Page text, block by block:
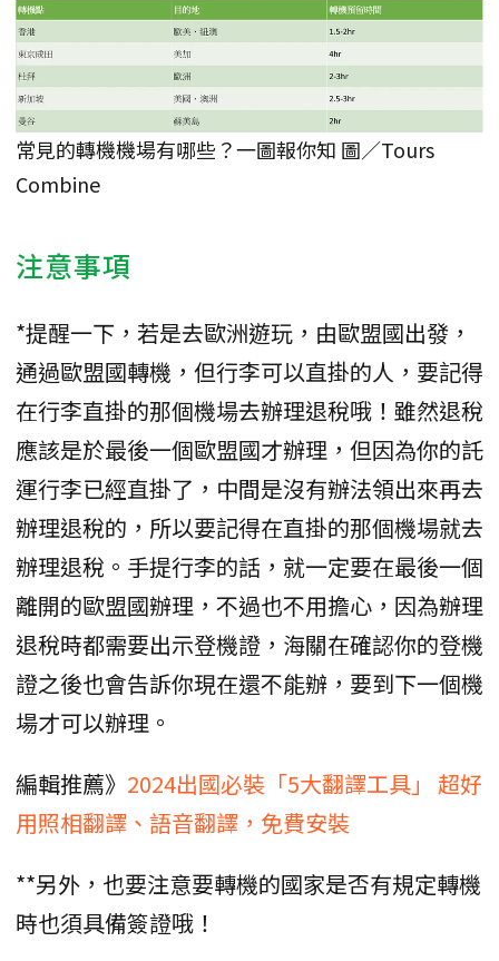
常見的轉機機場有哪些？一圖報你知 圖／Tours
Combine
注意事項
*提醒一下，若是去歐洲遊玩，由歐盟國出發，
通過歐盟國轉機，但行李可以直掛的人，要記得
在行李直掛的那個機場去辦理退稅哦！雖然退稅
應該是於最後一個歐盟國才辦理，但因為你的託
運行李已經直掛了，中間是沒有辦法領出來再去
辦理退稅的，所以要記得在直掛的那個機場就去
辦理退稅。手提行李的話，就一定要在最後一個
離開的歐盟國辦理，不過也不用擔心，因為辦理
退稅時都需要出示登機證，海關在確認你的登機
證之後也會告訴你現在還不能辦，要到下一個機
場才可以辦理。
編輯推薦》 2024出國必裝「5大翻譯工具」 超好
用照相翻譯、語音翻譯，免費安裝
**另外，也要注意要轉機的國家是否有規定轉機
時也須具備簽證哦！